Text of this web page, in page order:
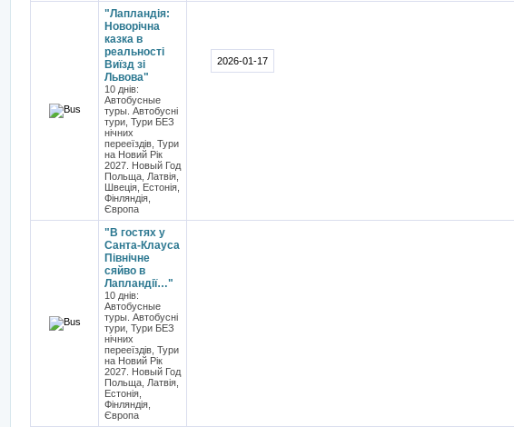
"Лапландія:
Новорічна
казка в
реальності
Виїзд зі
Львова"
10 днів:
Автобусные
туры. Автобусні
тури, Тури БЕЗ
нічних
перееїздів, Тури
на Новий Рік
2027. Новый Год
Польща, Латвія,
Швеція, Естонія,
Фінляндія,
Європа
2026-01-17
"В гостях у
Санта-Клауса
Північне
сяйво в
Лапландії…"
10 днів:
Автобусные
туры. Автобусні
тури, Тури БЕЗ
нічних
перееїздів, Тури
на Новий Рік
2027. Новый Год
Польща, Латвія,
Естонія,
Фінляндія,
Європа